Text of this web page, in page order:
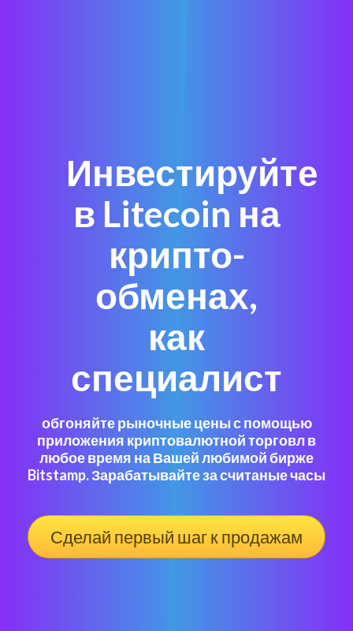
Инвестируйте
в Litecoin на
крипто-
обменах,
как
специалист
обгоняйте рыночные цены с помощью
приложения криптовалютной торговл в
любое время на Вашей любимой бирже
Bitstamp. Зарабатывайте за считаные часы
Сделай первый шаг к продажам